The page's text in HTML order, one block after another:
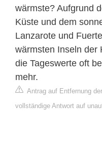
wärmste? Aufgrund
Küste und dem
Lanzarote und
wärmsten Inseln der
die Tageswerte oft
mehr.
Antrag auf Entfernung
vollständige Antwort auf